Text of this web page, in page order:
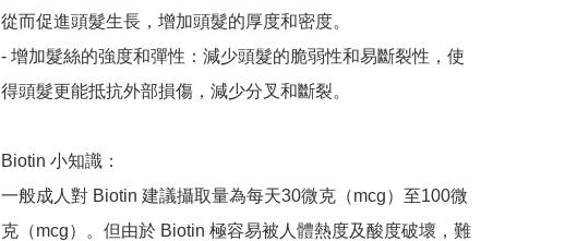
從而促進頭髮生長，增加頭髮的厚度和密度。
- ﻿﻿增加髮絲的強度和彈性：減少頭髮的脆弱性和易斷裂性，使
得頭髮更能抵抗外部損傷，減少分叉和斷裂。
Biotin 小知識：
一般成人對 Biotin 建議攝取量為每天30微克（mcg）至100微
克（mcg）。但由於 Biotin 極容易被人體熱度及酸度破壞，難